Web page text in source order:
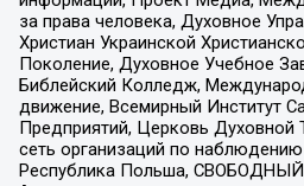
за права человека, Духовное
Христиан Украинской
Поколение, Духовное Учебное
Библейский Колледж,
движение, Всемирный Институт
Предприятий, Церковь Духовной
сеть организаций по
Республика Польша,